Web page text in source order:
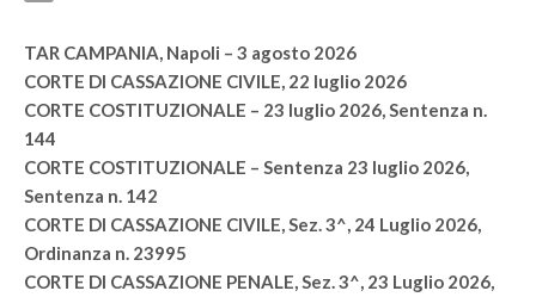
TAR CAMPANIA, Napoli – 3 agosto 2026
CORTE DI CASSAZIONE CIVILE, 22 luglio 2026
CORTE COSTITUZIONALE – 23 luglio 2026, Sentenza n.
144
CORTE COSTITUZIONALE – Sentenza 23 luglio 2026,
Sentenza n. 142
CORTE DI CASSAZIONE CIVILE, Sez. 3^, 24 Luglio 2026,
Ordinanza n. 23995
CORTE DI CASSAZIONE PENALE, Sez. 3^, 23 Luglio 2026,